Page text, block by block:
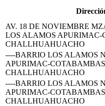
AV. 18 DE NOVIEMBRE
LOS ALAMOS
CHALLHUAHUACHO
----BARRIO LOS ALAMOS
APURIMAC-
CHALLHUAHUACHO
----BARRIO LOS ALAMOS
APURIMAC-
CHALLHUAHUACHO